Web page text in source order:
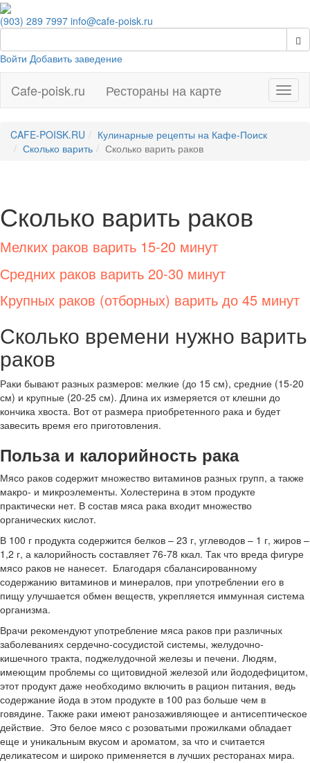
(903) 289 7997 info@cafe-poisk.ru
Войти Добавить заведение
Cafe-poisk.ru Рестораны на карте
CAFE-POISK.RU
Кулинарные рецепты на Кафе-Поиск
Сколько варить
Сколько варить раков
Сколько варить раков
Мелких раков варить 15-20 минут
Средних раков варить 20-30 минут
Крупных раков (отборных) варить до 45 минут
Сколько времени нужно варить
раков
Раки бывают разных размеров: мелкие (до 15 см), средние (15-20
см) и крупные (20-25 см). Длина их измеряется от клешни до
кончика хвоста. Вот от размера приобретенного рака и будет
завесить время его приготовления.
Польза и калорийность рака
Мясо раков содержит множество витаминов разных групп, а также
макро- и микроэлементы. Холестерина в этом продукте
практически нет. В состав мяса рака входит множество
органических кислот.
В 100 г продукта содержится белков – 23 г, углеводов – 1 г, жиров –
1,2 г, а калорийность составляет 76-78 ккал. Так что вреда фигуре
мясо раков не нанесет. Благодаря сбалансированному
содержанию витаминов и минералов, при употреблении его в
пищу улучшается обмен веществ, укрепляется иммунная система
организма.
Врачи рекомендуют употребление мяса раков при различных
заболеваниях сердечно-сосудистой системы, желудочно-
кишечного тракта, поджелудочной железы и печени. Людям,
имеющим проблемы со щитовидной железой или йододефицитом,
этот продукт даже необходимо включить в рацион питания, ведь
содержание йода в этом продукте в 100 раз больше чем в
говядине. Также раки имеют ранозаживляющее и антисептическое
действие. Это белое мясо с розоватыми прожилками обладает
еще и уникальным вкусом и ароматом, за что и считается
деликатесом и широко применяется в лучших ресторанах мира.